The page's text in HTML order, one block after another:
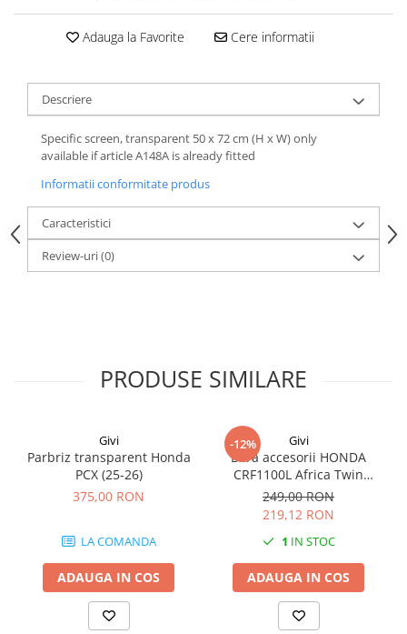
Adauga la Favorite Cere informatii
Descriere
Specific screen, transparent 50 x 72 cm (H x W) only
available if article A148A is already fitted
Informatii conformitate produs
Caracteristici
Review-uri(0)
PRODUSE SIMILARE
Givi
Parbriz transparent Honda
PCX (25-26)
375,00 RON
LA COMANDA
ADAUGA IN COS
-12% Givi
Bara accesorii HONDA
CRF1100L Africa Twin
Adventure Sports (20 - 23)
CRF1100L Africa Twin
Adventure Sports (24)
CRF1100L AFRICA TWIN (24)
CRF1100L Africa Twin (20 -
23)
249,00 RON
219,12 RON
1 IN STOC
ADAUGA IN COS